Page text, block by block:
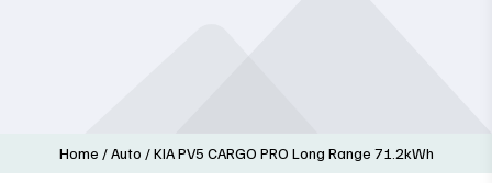
Home /Auto /KIA PV5 CARGO PRO Long Range 71.2kWh